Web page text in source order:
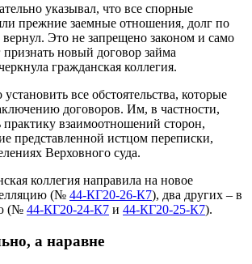
указывал, что все спорные
прежние заемные отношения, долг по
Это не запрещено законом и само
признать новый договор займа
гражданская коллегия.
все обстоятельства, которые
договоров. Им, в частности,
практику взаимоотношений сторон,
представленной истцом переписки,
Верховного суда.
коллегия направила на новое
(№ 44-КГ20-26-К7), два других – в
(№ 44-КГ20-24-К7 и 44-КГ20-25-К7).
а наравне